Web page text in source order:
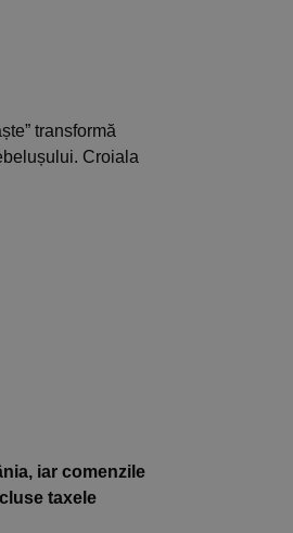
transformă
Croiala
iar comenzile
taxele